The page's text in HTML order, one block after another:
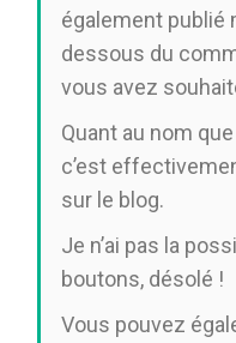
également publié
dessous du
vous avez
Quant au nom
c’est
sur le blog.
Je n’ai pas la
boutons, désolé !
Vous pouvez